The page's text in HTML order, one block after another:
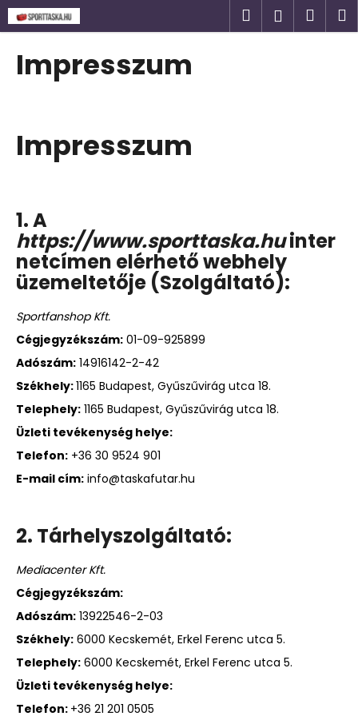
Ugrás
fő
tartalomhoz
Keresés
Impresszum
Impresszum
1. A
https://www.sporttaska.huinter
netcímen elérhető webhely
üzemeltetője (Szolgáltató):
Sportfanshop Kft.
Cégjegyzékszám: 01-09-925899
Adószám: 14916142-2-42
Székhely:1165 Budapest, Gyűszűvirág utca 18.
Telephely: 1165 Budapest, Gyűszűvirág utca 18.
Üzleti tevékenység helye:
Telefon: +36 30 9524 901
E-mail cím: info@taskafutar.hu
2. Tárhelyszolgáltató:
Mediacenter Kft.
Cégjegyzékszám:
Adószám: 13922546-2-03
Székhely: 6000 Kecskemét, Erkel Ferenc utca 5.
Telephely: 6000 Kecskemét, Erkel Ferenc utca 5.
Üzleti tevékenység helye:
Telefon: +36 21 201 0505
K
o
t
k
e
s
?
KERESÉS